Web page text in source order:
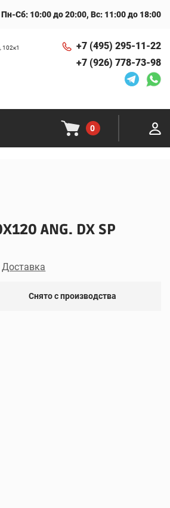
Пн-Сб: 10:00 до 20:00, Вс: 11:00 до 18:00
102к1
+7 (495) 295-11-22
+7 (926) 778-73-98
0
ANG. DX SP
Доставка
Снято с производства